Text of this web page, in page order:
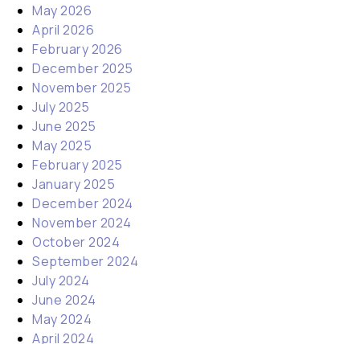
May 2026
April 2026
February 2026
December 2025
November 2025
July 2025
June 2025
May 2025
February 2025
January 2025
December 2024
November 2024
October 2024
September 2024
July 2024
June 2024
May 2024
April 2024